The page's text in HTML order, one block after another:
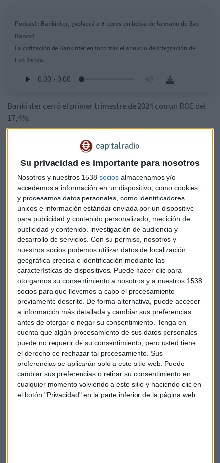
Su privacidad es importante para nosotros
Nosotros y nuestros 1538 socios almacenamos y/o
accedemos a información en un dispositivo, como cookies,
y procesamos datos personales, como identificadores
únicos e información estándar enviada por un dispositivo
para publicidad y contenido personalizado, medición de
publicidad y contenido, investigación de audiencia y
desarrollo de servicios. Con su permiso, nosotros y
nuestros socios podemos utilizar datos de localización
geográfica precisa e identificación mediante las
características de dispositivos. Puede hacer clic para
otorgarnos su consentimiento a nosotros y a nuestros 1538
socios para que llevemos a cabo el procesamiento
previamente descrito. De forma alternativa, puede acceder
a información más detallada y cambiar sus preferencias
antes de otorgar o negar su consentimiento. Tenga en
cuenta que algún procesamiento de sus datos personales
puede no requerir de su consentimiento, pero usted tiene
el derecho de rechazar tal procesamiento. Sus
preferencias se aplicarán solo a este sitio web. Puede
cambiar sus preferencias o retirar su consentimiento en
cualquier momento volviendo a este sitio y haciendo clic en
el botón "Privacidad" en la parte inferior de la página web.
Podcast: Bankinter, ¿volverá a 8 euros en bolsa de la mano de Evo
Banco?
La cotización de Bankinter en foco tras el anuncio de integración de
Evo Banco
Bankinter cerró el primer trimestre de 2024 con un ROE del
17,4%.
La integración de EVO Banco necesita el análisis del
Ministerio de Economía. Bankinter espera que la operación
pueda culminarse en el primer semestre de 2025.
Bankinter: 200 millones de beneficio con
Gloria Ortiz como CEO
Bankinter eleva un 8,7% el beneficio en el primer
trimestre de 2024 hasta 200,8 millones de euros; el
ROE se sitúa en el 17,4%
Capital Radio / 2024-04-18
1.000 millones de impacto por la
Eurocopa para Alemania